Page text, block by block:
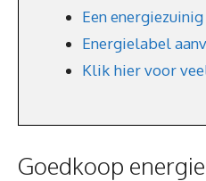
Een
Energielabel
Klik hier voor
Goedkoop